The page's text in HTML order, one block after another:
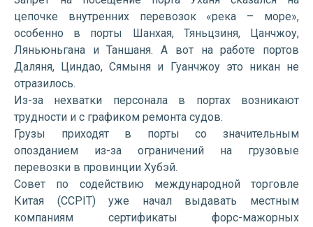
цепочке внутренних перевозок «река – море»,
особенно в порты Шанхая, Тяньцзиня, Цанчжоу,
Ляньюньгана и Таншаня. А вот на работе портов
Даляня, Циндао, Сямыня и Гуанчжоу это никан не
отразилось.
Из-за нехватки персонала в портах возникают
трудности и с графиком ремонта судов.
Грузы приходят в порты со значительным
опозданием из-за ограничений на грузовые
перевозки в провинции Хубэй.
Совет по содействию международной торговле
Китая (CCPIT) уже начал выдавать местным
компаниям сертификаты форс-мажорных